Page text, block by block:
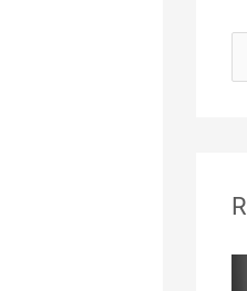
s